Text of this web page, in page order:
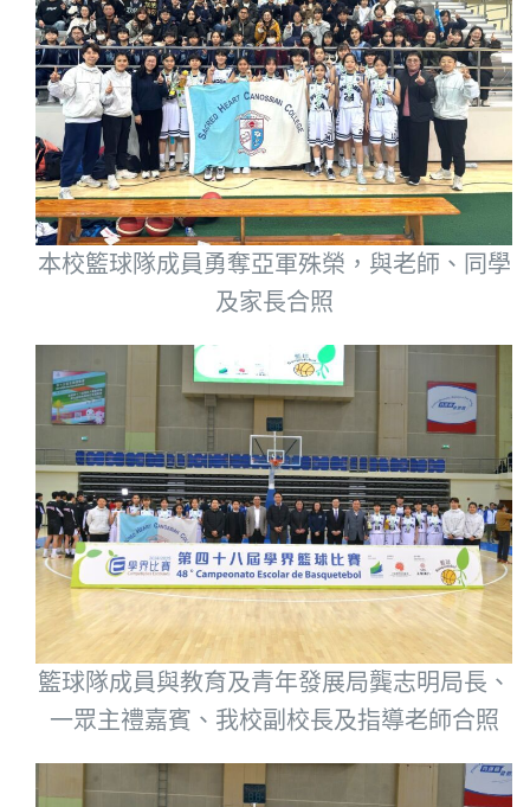
本校籃球隊成員勇奪亞軍殊榮，與老師、同學
及家長合照
籃球隊成員與教育及青年發展局龔志明局長、
一眾主禮嘉賓、我校副校長及指導老師合照